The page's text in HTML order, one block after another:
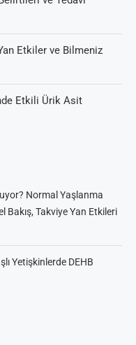
Etkiler ve Bilmeniz
Etkili Ürik Asit
Normal Yaşlanma
Bakış, Takviye Yan Etkileri
Yetişkinlerde DEHB